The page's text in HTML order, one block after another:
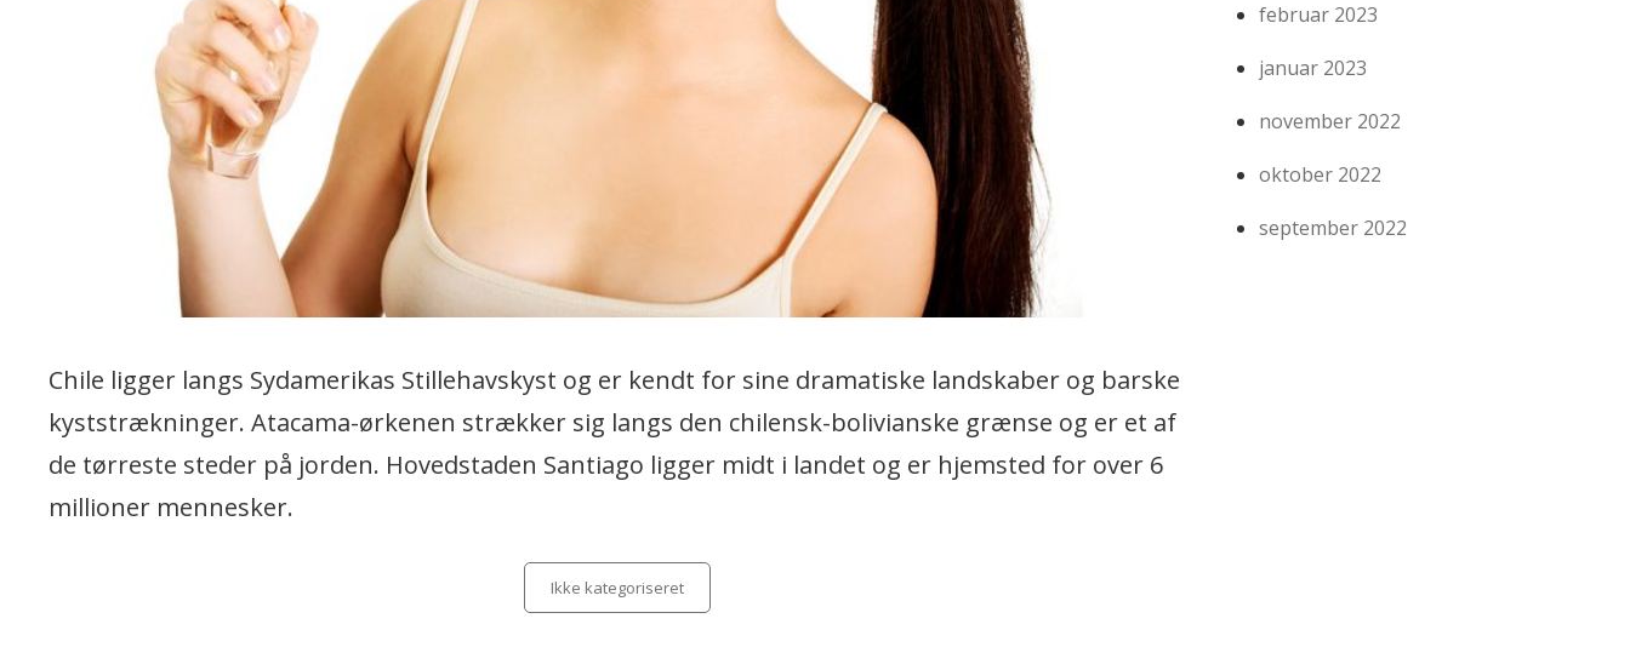
Chile ligger langs Sydamerikas Stillehavskyst og er kendt for sine dramatiske landskaber og barske
kyststrækninger. Atacama-ørkenen strækker sig langs den chilensk-bolivianske grænse og er et af
de tørreste steder på jorden. Hovedstaden Santiago ligger midt i landet og er hjemsted for over 6
millioner mennesker.
Categories
Ikke kategoriseret
februar 2023
januar 2023
november 2022
oktober 2022
september 2022